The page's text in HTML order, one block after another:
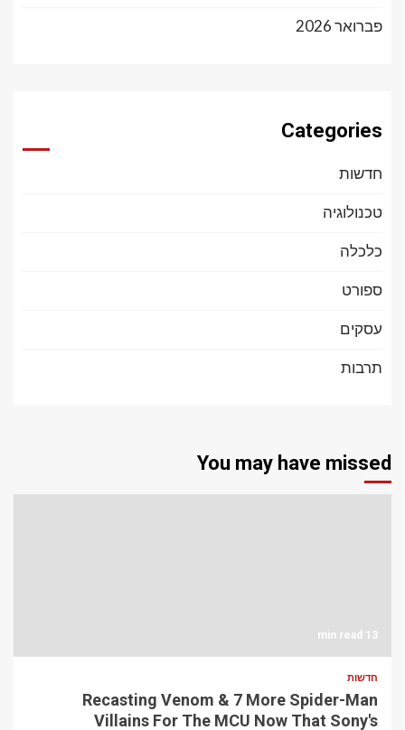
פברואר 2026
Categories
חדשות
טכנולוגיה
כלכלה
ספורט
עסקים
תרבות
You may have missed
13 min read
חדשות
Recasting Venom & 7 More Spider-Man
Villains For The MCU Now That Sony's